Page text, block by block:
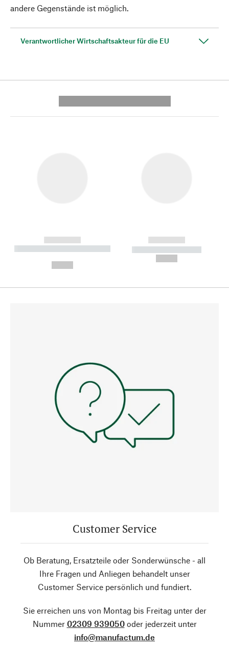
andere Gegenstände ist möglich.
Verantwortlicher Wirtschaftsakteur für die EU
------------
----------- ----------- --------
------------
----------- -----------
Customer Service
Ob Beratung, Ersatzteile oder Sonderwünsche - all
Ihre Fragen und Anliegen behandelt unser
Customer Service persönlich und fundiert.
Sie erreichen uns von Montag bis Freitag unter der
Nummer 02309 939050oder jederzeit unter
info@manufactum.de